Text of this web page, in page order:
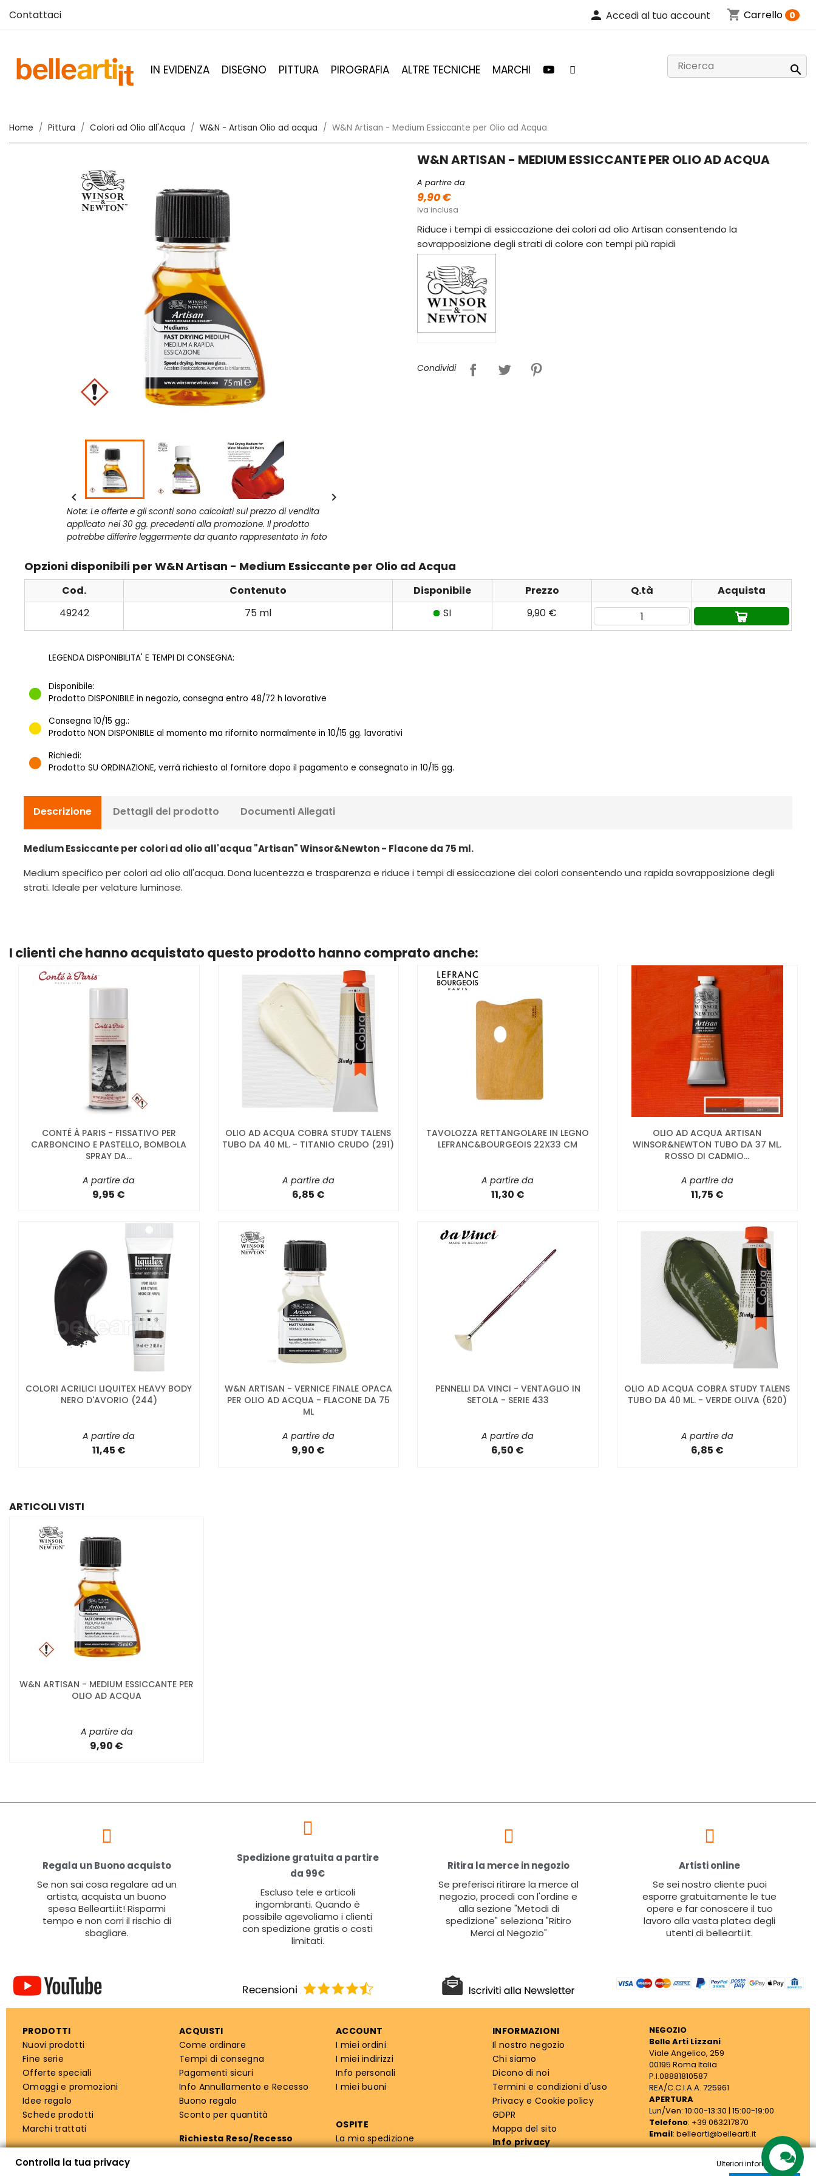
Contattaci person Accedi al tuo account shopping_cart Carrello 0
IN EVIDENZA DISEGNO PITTURA PIROGRAFIA ALTRE TECNICHE MARCHI 
Home Pittura Colori ad Olio all'Acqua W&N - Artisan Olio ad acqua W&N Artisan - Medium Essiccante per Olio ad Acqua
 
Note: Le offerte e gli sconti sono calcolati sul prezzo di vendita
applicato nei 30 gg. precedenti alla promozione. Il prodotto
potrebbe differire leggermente da quanto rappresentato in foto
W&N ARTISAN - MEDIUM ESSICCANTE PER OLIO AD ACQUA
A partire da
9,90 €
Iva inclusa
Riduce i tempi di essiccazione dei colori ad olio Artisan consentendo la
sovrapposizione degli strati di colore con tempi più rapidi
Condividi
Opzioni disponibili per W&N Artisan - Medium Essiccante per Olio ad Acqua
Cod. Contenuto Disponibile Prezzo Q.tà
Acquista
49242
75 ml SI 9,90 €
LEGENDA DISPONIBILITA' E TEMPI DI CONSEGNA:
Disponibile:
Prodotto DISPONIBILE in negozio, consegna entro 48/72 h lavorative
Consegna 10/15 gg.:
Prodotto NON DISPONIBILE al momento ma rifornito normalmente in 10/15 gg. lavorativi
Richiedi:
Prodotto SU ORDINAZIONE, verrà richiesto al fornitore dopo il pagamento e consegnato in 10/15 gg.
Descrizione Dettagli del prodotto Documenti Allegati
Medium Essiccante per colori ad olio all'acqua "Artisan" Winsor&Newton - Flacone da 75 ml.
Medium specifico per colori ad olio all'acqua. Dona lucentezza e trasparenza e riduce i tempi di essiccazione dei colori consentendo una rapida sovrapposizione degli
strati. Ideale per velature luminose.
I clienti che hanno acquistato questo prodotto hanno comprato anche:
CONTÉ À PARIS - FISSATIVO PER
CARBONCINO E PASTELLO, BOMBOLA
SPRAY DA...
A partire da
9,95 €
OLIO AD ACQUA COBRA STUDY TALENS
TUBO DA 40 ML. - TITANIO CRUDO (291)
A partire da
6,85 €
TAVOLOZZA RETTANGOLARE IN LEGNO
LEFRANC&BOURGEOIS 22X33 CM
A partire da
11,30 €
OLIO AD ACQUA ARTISAN
WINSOR&NEWTON TUBO DA 37 ML.
ROSSO DI CADMIO...
A partire da
11,75 €
COLORI ACRILICI LIQUITEX HEAVY BODY
NERO D'AVORIO (244)
A partire da
11,45 €
W&N ARTISAN - VERNICE FINALE OPACA
PER OLIO AD ACQUA - FLACONE DA 75
ML
A partire da
9,90 €
PENNELLI DA VINCI - VENTAGLIO IN
SETOLA - SERIE 433
A partire da
6,50 €
OLIO AD ACQUA COBRA STUDY TALENS
TUBO DA 40 ML. - VERDE OLIVA (620)
A partire da
6,85 €
ARTICOLI VISTI
W&N ARTISAN - MEDIUM ESSICCANTE PER
OLIO AD ACQUA
A partire da
9,90 €
Regala un Buono acquisto
Se non sai cosa regalare ad un
artista, acquista un buono
spesa Bellearti.it! Risparmi
tempo e non corri il rischio di
sbagliare.
Spedizione gratuita a partire
da 99€
Escluso tele e articoli
ingombranti. Quando è
possibile agevoliamo i clienti
con spedizione gratis o costi
limitati.
Ritira la merce in negozio
Se preferisci ritirare la merce al
negozio, procedi con l'ordine e
alla sezione "Metodi di
spedizione" seleziona "Ritiro
Merci al Negozio"
Artisti online
Se sei nostro cliente puoi
esporre gratuitamente le tue
opere e far conoscere il tuo
lavoro alla vasta platea degli
utenti di bellearti.it.
PRODOTTI
Nuovi prodotti
Fine serie
Offerte speciali
Omaggi e promozioni
Idee regalo
Schede prodotti
Marchi trattati
ACQUISTI
Come ordinare
Tempi di consegna
Pagamenti sicuri
Info Annullamento e Recesso
Buono regalo
Sconto per quantità
Richiesta Reso/Recesso
ACCOUNT
I miei ordini
I miei indirizzi
Info personali
I miei buoni
OSPITE
La mia spedizione
INFORMAZIONI
Il nostro negozio
Chi siamo
Dicono di noi
Termini e condizioni d'uso
Privacy e Cookie policy
GDPR
Mappa del sito
Info privacy
NEGOZIO
Belle Arti Lizzani
Viale Angelico, 259
00195 Roma Italia
P.I.08881810587
REA/C.C.I.A.A. 725961
APERTURA
Lun/Ven: 10:00-13:30 | 15:00-19:00
Telefono: +39 063217870
Email: bellearti@bellearti.it
Controlla la tua privacy Ulteriori informazioni
Contattaci